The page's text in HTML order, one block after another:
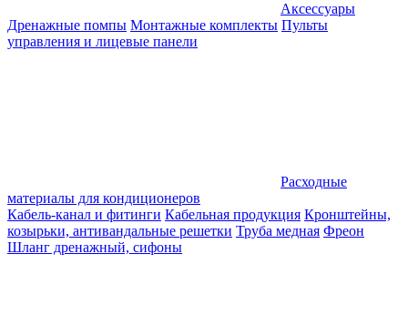
Аксессуары
Дренажные помпы Монтажные комплекты Пульты
управления и лицевые панели
Расходные
материалы для кондиционеров
Кабель-канал и фитинги Кабельная продукция Кронштейны,
козырьки, антивандальные решетки Труба медная Фреон
Шланг дренажный, сифоны